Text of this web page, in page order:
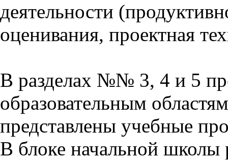
деятельности
оценивания, проектная
В разделах №№ 3, 4 и 5
образовательным
представлены учебные
В блоке начальной школы